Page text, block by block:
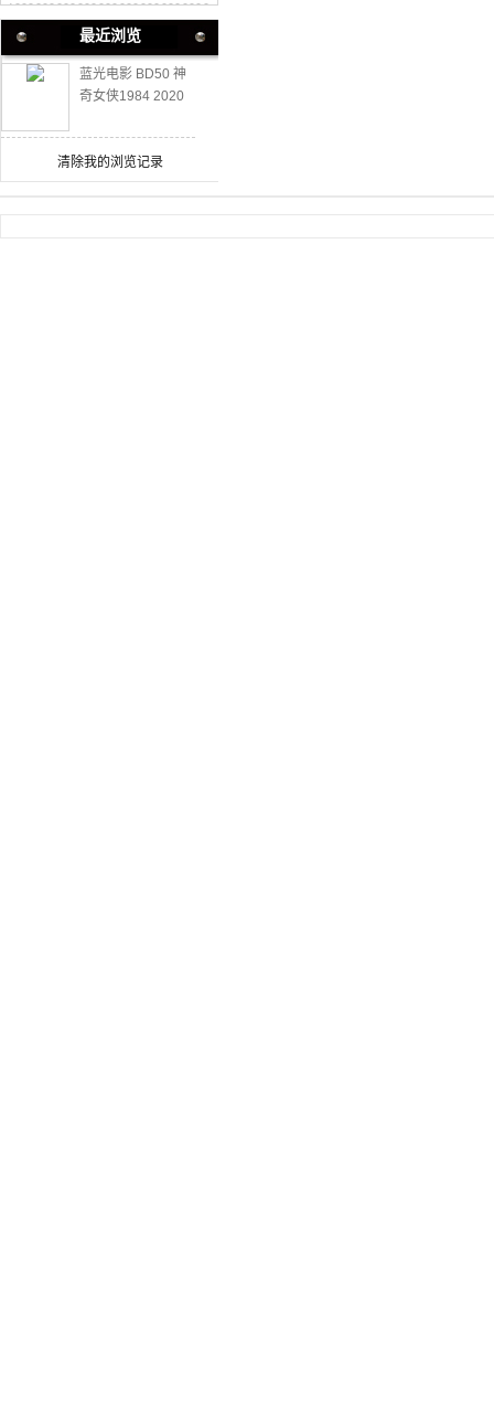
最近浏览
蓝光电影 BD50 神
奇女侠1984 2020
50G 全景声
清除我的浏览记录